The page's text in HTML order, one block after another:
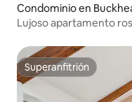
Condominio en
Lujoso apartamento
Lenox
Superanfitrión
Superanfitrión